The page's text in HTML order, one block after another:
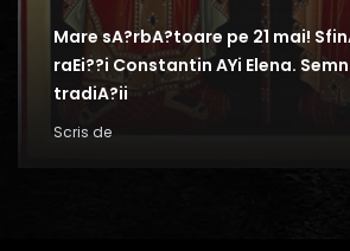
Mare sA?rbA?toare pe 21 mai!
raEi??i Constantin AYi Elena.
tradiA?ii
Scris de